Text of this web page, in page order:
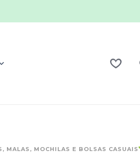
MALAS, MOCHILAS E BOLSAS CASUAIS